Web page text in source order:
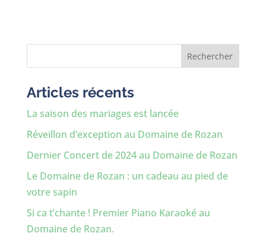
Rechercher
Articles récents
La saison des mariages est lancée
Réveillon d’exception au Domaine de Rozan
Dernier Concert de 2024 au Domaine de Rozan
Le Domaine de Rozan : un cadeau au pied de
votre sapin
Si ca t’chante ! Premier Piano Karaoké au
Domaine de Rozan.